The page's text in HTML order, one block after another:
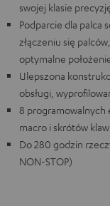
swojej klasie
Podparcie dla palca
złączeniu się
optymalne
Ulepszona
obsługi,
8 programowalnych
macro i skrótów
Do 280 godzin
NON-STOP)